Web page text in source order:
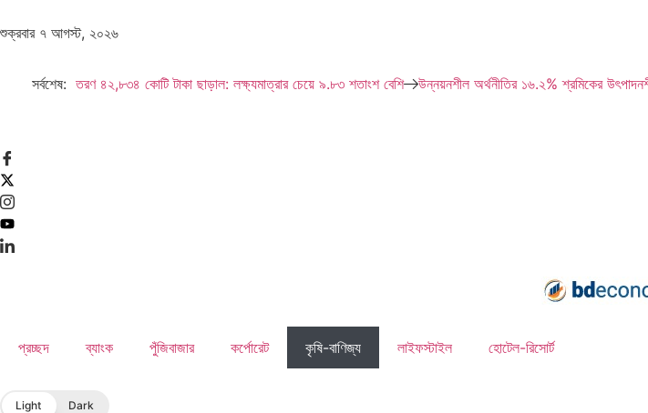
শুক্রবার ৭ আগস্ট, ২০২৬
সর্বশেষ:
ঋণ বিতরণ ৪২,৮৩৪ কোটি টাকা ছাড়াল: লক্ষ্যমাত্রার চেয়ে ৯.৮৩ শতাংশ বেশি উন্নয়নশীল অর্থনীতির ১৬.২% শ্রমিকের
প্রচ্ছদ ব্যাংক পুঁজিবাজার কর্পোরেট কৃষি-বাণিজ্য লাইফস্টাইল হোটেল-রিসোর্ট
Light Dark